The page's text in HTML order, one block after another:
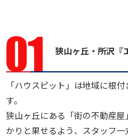
狭山ヶ丘・所沢『
「ハウスピット」は地域に根
す。
狭山ヶ丘にある「街の不動産
かりと果せるよう、スタッフ一